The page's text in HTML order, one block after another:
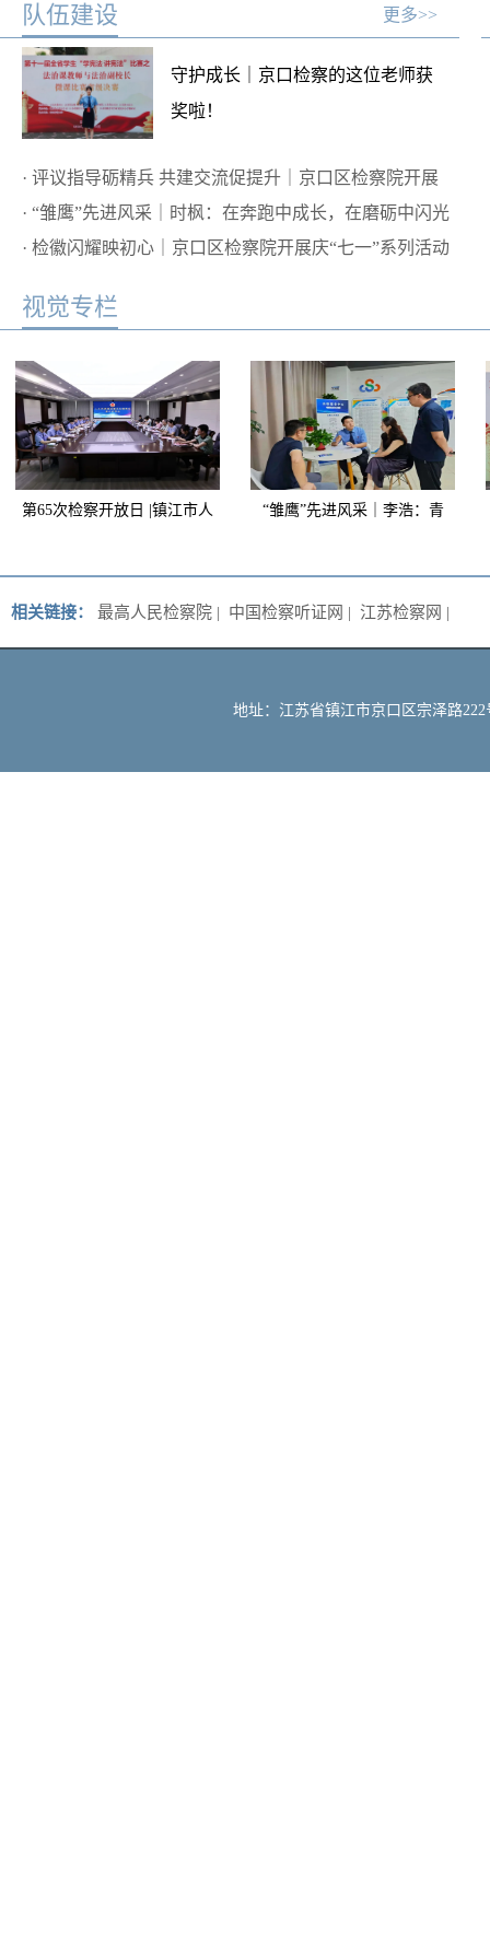
队伍建设 更多>>
守护成长｜京口检察的这位老师获
奖啦！
· 评议指导砺精兵 共建交流促提升｜京口区检察院开展
“京品庭”听庭评议活动
· “雏鹰”先进风采｜时枫：在奔跑中成长，在磨砺中闪光
· 检徽闪耀映初心｜京口区检察院开展庆“七一”系列活动
视觉专栏
第65次检察开放日 |镇江市人 “雏鹰”先进风采｜李浩：青
相关链接： 最高人民检察院 | 中国检察听证网 | 江苏检察网 |
地址：江苏省镇江市京口区宗泽路